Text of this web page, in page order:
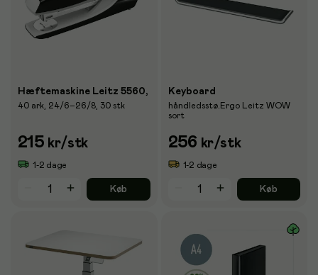
Hæftemaskine Leitz 5560,
40 ark, 24/6–26/8, 30 stk
215 kr/stk
1-2 dage
Køb
Keyboard
håndledsstø.Ergo Leitz WOW
sort
256 kr/stk
1-2 dage
Køb